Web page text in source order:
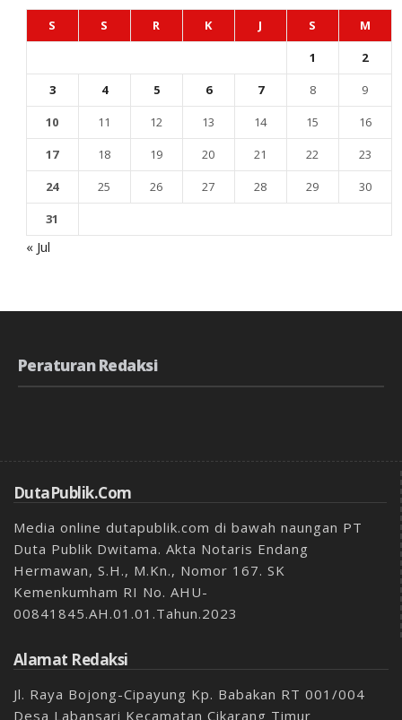
S S R K J S
M
1
2
3
4 5 6 7 8
9
10
11 12 13 14 15
16
17
18 19 20 21 22
23
24
25 26 27 28 29
30
31
« Jul
Peraturan Redaksi
DutaPublik.com
Media online dutapublik.com di bawah naungan PT
Duta Publik Dwitama. Akta Notaris Endang
Hermawan, S.H., M.Kn., Nomor 167. SK
Kemenkumham RI No. AHU-
00841845.AH.01.01.Tahun.2023
Alamat Redaksi
Jl. Raya Bojong-Cipayung Kp. Babakan RT 001/004
Desa Labansari Kecamatan Cikarang Timur